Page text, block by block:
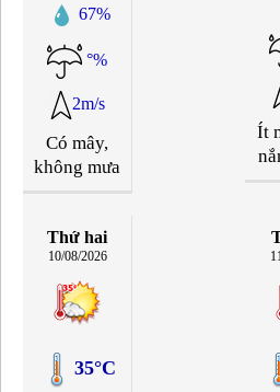
67%
°%
2m/s
Có mây,
không mưa
Ít
Thứ hai
10/08/2026
35°C